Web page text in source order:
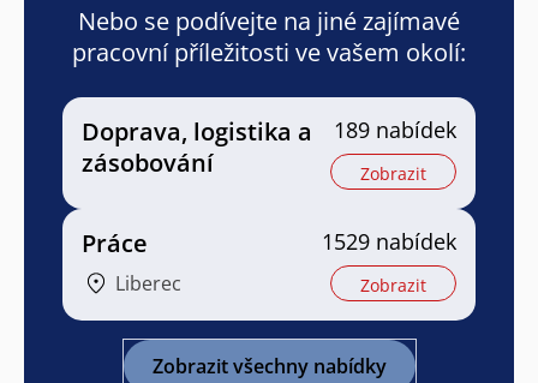
Nebo se podívejte na jiné zajímavé
pracovní příležitosti ve vašem okolí:
Doprava, logistika a
zásobování
189 nabídek
Zobrazit
Práce
Liberec
1529 nabídek
Zobrazit
Zobrazit všechny nabídky